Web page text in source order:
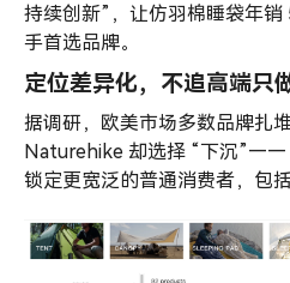
持续创新”，让仿羽棉睡袋年
手首选品牌。
定位差异化，不追高端只
据调研，欧美市场多数品牌扎
Naturehike 却选择 “下沉”——
锁定更宽泛的普通消费者，包